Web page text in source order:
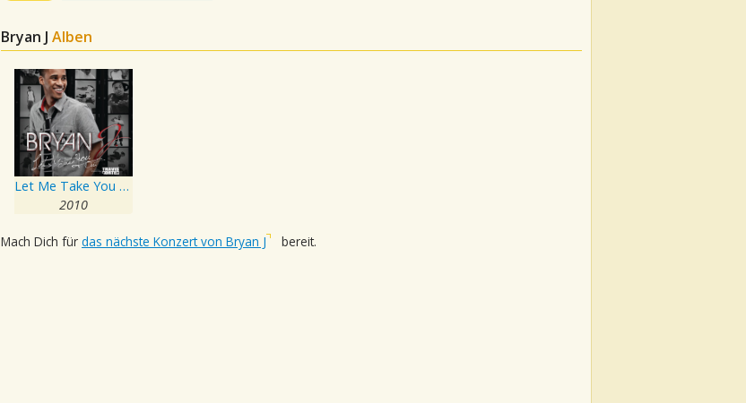
Bryan J Alben
Let Me Take You Out
2010
Mach Dich für das nächste Konzert von Bryan J bereit.